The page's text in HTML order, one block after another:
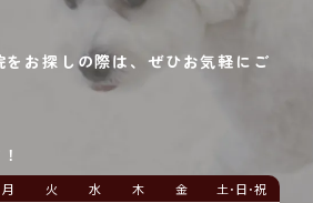
お探しの際は、ぜひお気軽にご
月 火 水 木 金 土･日･祝